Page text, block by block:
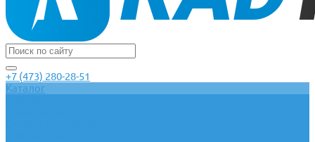
+7 (473) 280-28-51
Каталог